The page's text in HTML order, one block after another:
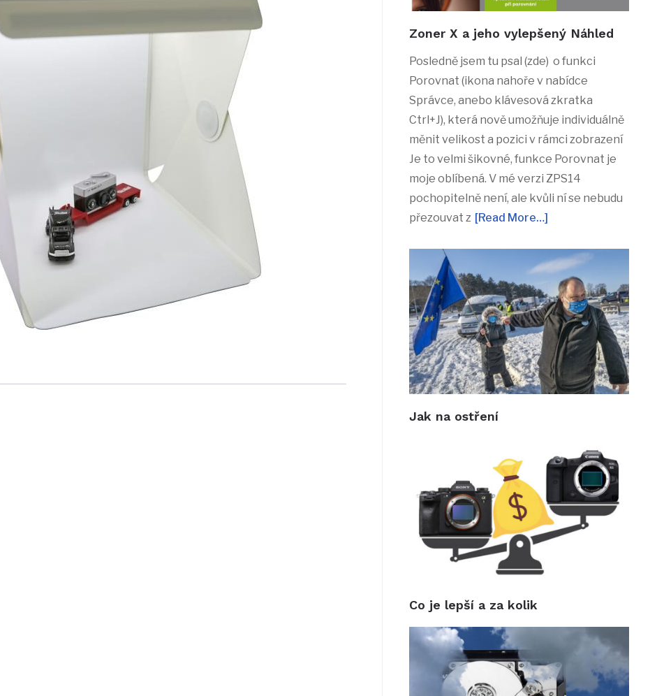
Zoner X a jeho vylepšený Náhled
Posledně jsem tu psal (zde) o funkci
Porovnat (ikona nahoře v nabídce
Správce, anebo klávesová zkratka
Ctrl+J), která nově umožňuje individuálně
měnit velikost a pozici v rámci zobrazení
Je to velmi šikovné, funkce Porovnat je
moje oblíbená. V mé verzi ZPS14
pochopitelně není, ale kvůli ní se nebudu
přezouvat z [Read More…]
Jak na ostření
Co je lepší a za kolik